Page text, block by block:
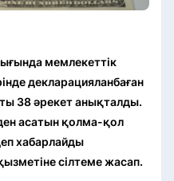
мемлекеттік
декларацияланбаған
38 әрекет анықталды.
асатын қолма-қол
хабарлайды
сілтеме жасап.